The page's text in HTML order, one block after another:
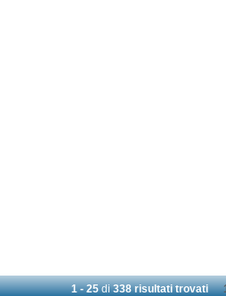
1 - 25di338 risultati trovati